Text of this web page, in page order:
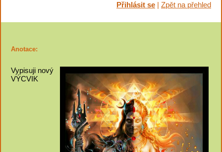
Přihlásit se | Zpět na přehled
Anotace:
Vypisuji nový
VÝCVIK